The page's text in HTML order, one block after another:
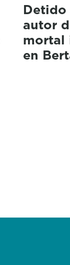
autor
mortal
en